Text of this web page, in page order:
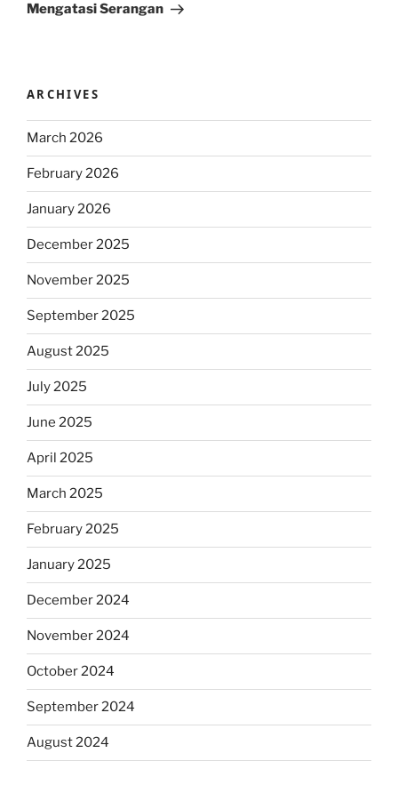
Mengatasi Serangan
ARCHIVES
March 2026
February 2026
January 2026
December 2025
November 2025
September 2025
August 2025
July 2025
June 2025
April 2025
March 2025
February 2025
January 2025
December 2024
November 2024
October 2024
September 2024
August 2024